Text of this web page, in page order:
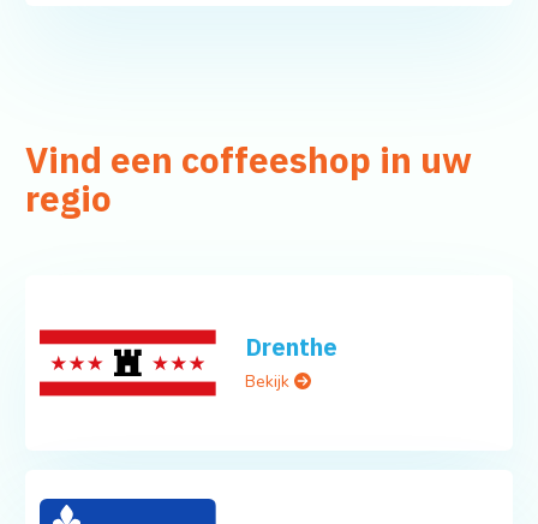
Vind een coffeeshop in uw
regio
Drenthe
Bekijk